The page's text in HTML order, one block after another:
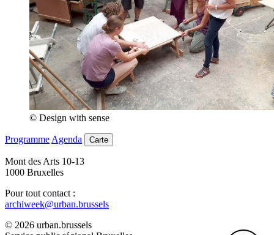
© Design with sense
Programme Agenda Carte
Mont des Arts 10-13
1000 Bruxelles
Pour tout contact :
archiweek@urban.brussels
© 2026 urban.brussels